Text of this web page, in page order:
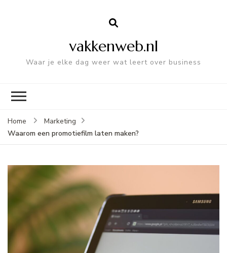
vakkenweb.nl
Waar je elke dag weer wat leert over business
Home
Marketing
Waarom een promotiefilm laten maken?